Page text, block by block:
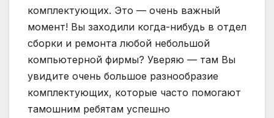
комплектующих. Это — очень важный
момент! Вы заходили когда-нибудь в отдел
сборки и ремонта любой небольшой
компьютерной фирмы? Уверяю — там Вы
увидите очень большое разнообразие
комплектующих, которые часто помогают
тамошним ребятам успешно